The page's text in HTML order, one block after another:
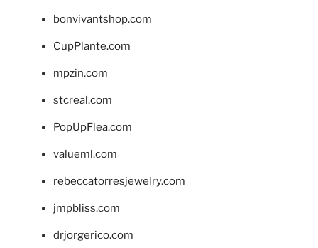
bonvivantshop.com
CupPlante.com
mpzin.com
stcreal.com
PopUpFlea.com
valueml.com
rebeccatorresjewelry.com
jmpbliss.com
drjorgerico.com